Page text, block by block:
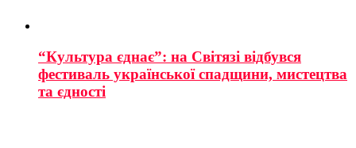
“Культура єднає”: на Світязі відбувся
фестиваль української спадщини, мистецтва
та єдності